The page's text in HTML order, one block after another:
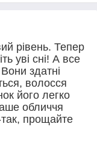
рівень. Тепер
уві сні! А все
здатні
волосся
його легко
обличчя
прощайте